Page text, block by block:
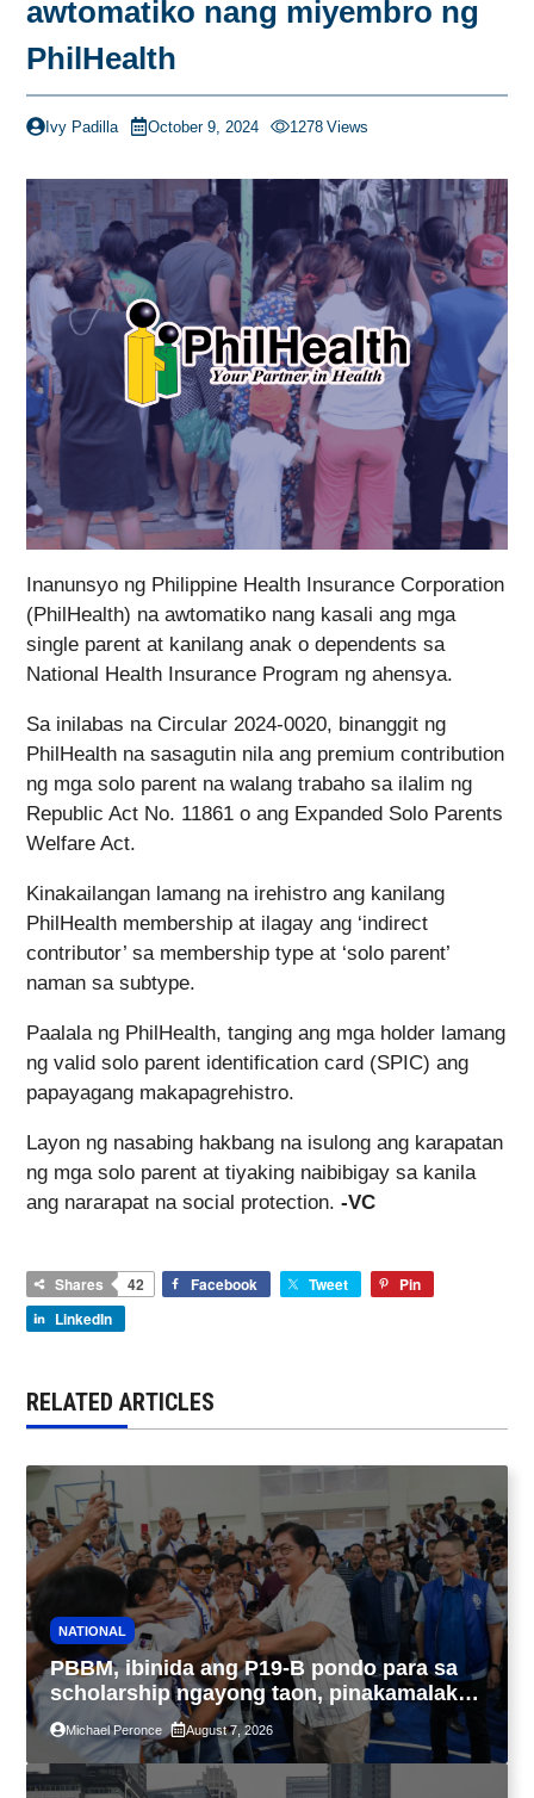
awtomatiko nang miyembro ng
PhilHealth
Ivy Padilla October 9, 2024 1278 Views
Inanunsyo ng Philippine Health Insurance Corporation
(PhilHealth) na awtomatiko nang kasali ang mga
single parent at kanilang anak o dependents sa
National Health Insurance Program ng ahensya.
Sa inilabas na Circular 2024-0020, binanggit ng
PhilHealth na sasagutin nila ang premium contribution
ng mga solo parent na walang trabaho sa ilalim ng
Republic Act No. 11861 o ang Expanded Solo Parents
Welfare Act.
Kinakailangan lamang na irehistro ang kanilang
PhilHealth membership at ilagay ang ‘indirect
contributor’ sa membership type at ‘solo parent’
naman sa subtype.
Paalala ng PhilHealth, tanging ang mga holder lamang
ng valid solo parent identification card (SPIC) ang
papayagang makapagrehistro.
Layon ng nasabing hakbang na isulong ang karapatan
ng mga solo parent at tiyaking naibibigay sa kanila
ang nararapat na social protection. -VC
Shares 42 Facebook Tweet
Pin
LinkedIn
RELATED ARTICLES
NATIONAL
PBBM, ibinida ang P19-B pondo para sa
scholarship ngayong taon, pinakamalaki
sa kasaysayan ng TESDA
Michael Peronce August 7, 2026